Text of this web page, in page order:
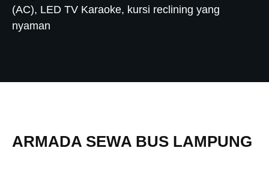
(AC), LED TV Karaoke, kursi reclining yang
nyaman
ARMADA SEWA BUS LAMPUNG